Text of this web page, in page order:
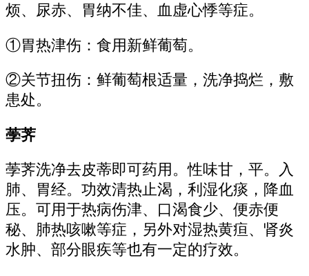
烦、尿赤、胃纳不佳、血虚心悸等症。
①胃热津伤：食用新鲜葡萄。
②关节扭伤：鲜葡萄根适量，洗净捣烂，敷
患处。
荸荠
荸荠洗净去皮蒂即可药用。性味甘，平。入
肺、胃经。功效清热止渴，利湿化痰，降血
压。可用于热病伤津、口渴食少、便赤便
秘、肺热咳嗽等症，另外对湿热黄疸、肾炎
水肿、部分眼疾等也有一定的疗效。